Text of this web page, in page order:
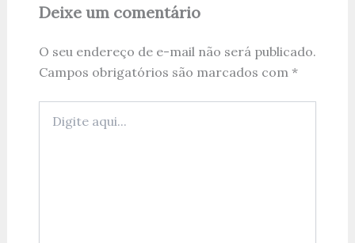
Deixe um comentário
O seu endereço de e-mail não será publicado.
Campos obrigatórios são marcados com *
aqui...